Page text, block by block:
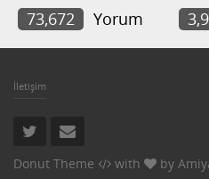
73,672
Yorum
İletişim
Donut Theme with by